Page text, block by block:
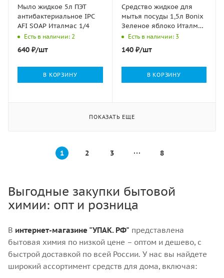
Мыло жидкое 5л ПЭТ
антибактериальное IPC
AFI SOAP Италмас 1/4
Есть в наличии: 2
640 ₽/шт
В КОРЗИНУ
Средство жидкое для
мытья посуды 1,5л Bonix
Зеленое яблоко Италмас
1/12Есть в наличии: 3
140₽/шт
В КОРЗИНУ
ПОКАЗАТЬ ЕЩЕ
1 2 3 8
Выгодные закупки бытовой
химии: опт и розница
В интернет-магазине "УПАК. РФ" представлена
бытовая химия по низкой цене – оптом и дешево, с
быстрой доставкой по всей России. У нас вы найдете
широкий ассортимент средств для дома, включая: